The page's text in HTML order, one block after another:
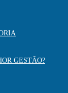
GESTÃO?